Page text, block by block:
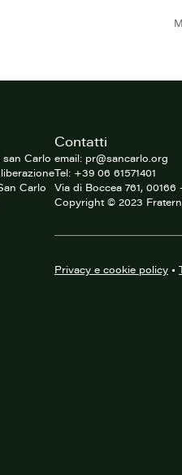
Carlo
Carlo
Contatti
email: pr@sancarlo.org
Tel: +39 06 61571401
Via di Boccea 761, 00166
Copyright © 2023
Privacy e cookie policy •